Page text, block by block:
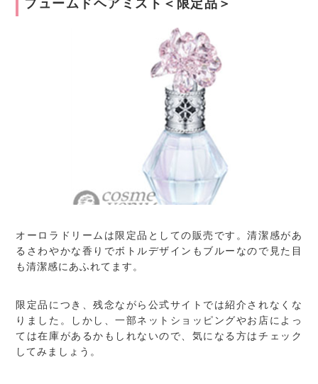
フュームドヘアミスト＜限定品＞
オーロラドリームは限定品としての販売です。清潔感があ
るさわやかな香りでボトルデザインもブルーなので見た目
も清潔感にあふれてます。
限定品につき、残念ながら公式サイトでは紹介されなくな
りました。しかし、一部ネットショッピングやお店によっ
ては在庫があるかもしれないので、気になる方はチェック
してみましょう。